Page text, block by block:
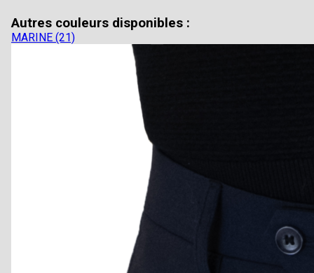
Autres couleurs disponibles :
MARINE (21)